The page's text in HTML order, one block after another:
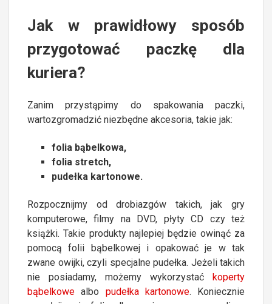
Jak w prawidłowy sposób
przygotować paczkę dla
kuriera?
Zanim przystąpimy do spakowania paczki,
wartozgromadzić niezbędne akcesoria, takie jak:
folia bąbelkowa,
folia stretch,
pudełka kartonowe.
Rozpocznijmy od drobiazgów takich, jak gry
komputerowe, filmy na DVD, płyty CD czy też
książki. Takie produkty najlepiej będzie owinąć za
pomocą folii bąbelkowej i opakować je w tak
zwane owijki, czyli specjalne pudełka. Jeżeli takich
nie posiadamy, możemy wykorzystać
koperty
bąbelkowe albo pudełka kartonowe. Koniecznie